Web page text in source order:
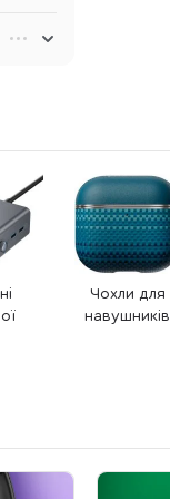
Чохли для
навушників